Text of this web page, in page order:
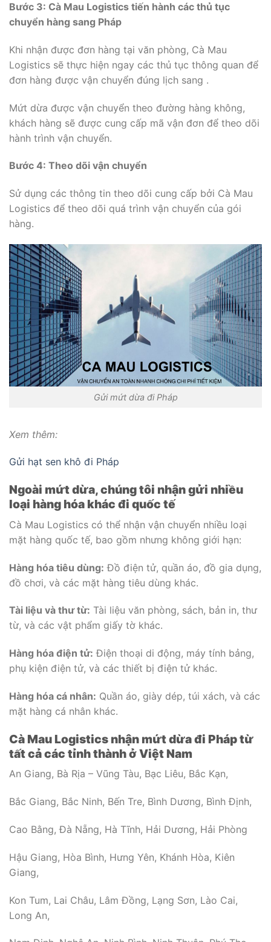
Bước 3: Cà Mau Logistics tiến hành các thủ tục
chuyển hàng sang Pháp
Khi nhận được đơn hàng tại văn phòng, Cà Mau
Logistics sẽ thực hiện ngay các thủ tục thông quan để
đơn hàng được vận chuyển đúng lịch sang .
Mứt dừa được vận chuyển theo đường hàng không,
khách hàng sẽ được cung cấp mã vận đơn để theo dõi
hành trình vận chuyển.
Bước 4: Theo dõi vận chuyển
Sử dụng các thông tin theo dõi cung cấp bởi Cà Mau
Logistics để theo dõi quá trình vận chuyển của gói
hàng.
Gửi mứt dừa đi Pháp
Xem thêm:
Gửi hạt sen khô đi Pháp
Ngoài mứt dừa, chúng tôi nhận gửi nhiều
loại hàng hóa khác đi quốc tế
Cà Mau Logistics có thể nhận vận chuyển nhiều loại
mặt hàng quốc tế, bao gồm nhưng không giới hạn:
Hàng hóa tiêu dùng: Đồ điện tử, quần áo, đồ gia dụng,
đồ chơi, và các mặt hàng tiêu dùng khác.
Tài liệu và thư từ: Tài liệu văn phòng, sách, bản in, thư
từ, và các vật phẩm giấy tờ khác.
Hàng hóa điện tử: Điện thoại di động, máy tính bảng,
phụ kiện điện tử, và các thiết bị điện tử khác.
Hàng hóa cá nhân: Quần áo, giày dép, túi xách, và các
mặt hàng cá nhân khác.
Cà Mau Logistics nhận mứt dừa đi Pháp từ
tất cả các tỉnh thành ở Việt Nam
An Giang, Bà Rịa – Vũng Tàu, Bạc Liêu, Bắc Kạn,
Bắc Giang, Bắc Ninh, Bến Tre, Bình Dương, Bình Định,
Cao Bằng, Đà Nẵng, Hà Tĩnh, Hải Dương, Hải Phòng
Hậu Giang, Hòa Bình, Hưng Yên, Khánh Hòa, Kiên
Giang,
Kon Tum, Lai Châu, Lâm Đồng, Lạng Sơn, Lào Cai,
Long An,